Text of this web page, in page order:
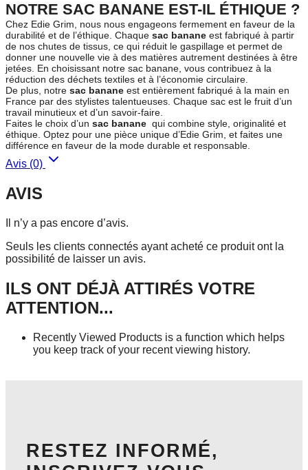
NOTRE SAC BANANE EST-IL ÉTHIQUE ?
Chez Edie Grim, nous nous engageons fermement en faveur de la
durabilité et de l’éthique. Chaque sac banane est fabriqué à partir
de nos chutes de tissus, ce qui réduit le gaspillage et permet de
donner une nouvelle vie à des matières autrement destinées à être
jetées. En choisissant notre sac banane, vous contribuez à la
réduction des déchets textiles et à l’économie circulaire.
De plus, notre sac banane est entièrement fabriqué à la main en
France par des stylistes talentueuses. Chaque sac est le fruit d’un
travail minutieux et d’un savoir-faire.
Faites le choix d’un sac banane qui combine style, originalité et
éthique. Optez pour une pièce unique d’Edie Grim, et faites une
différence en faveur de la mode durable et responsable.
Avis (0)
AVIS
Il n’y a pas encore d’avis.
Seuls les clients connectés ayant acheté ce produit ont la
possibilité de laisser un avis.
ILS ONT DÉJÀ ATTIRÉS VOTRE
ATTENTION...
Recently Viewed Products is a function which helps
you keep track of your recent viewing history.
RESTEZ INFORMÉ,